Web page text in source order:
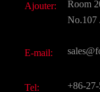
Saveurs et
CAS chimiques
Ajouter:
Room
No.107
E-mail:
Tel: +86-